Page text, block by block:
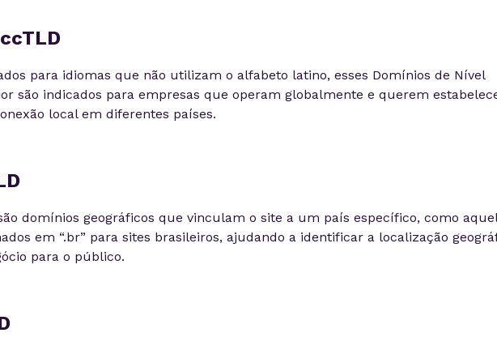
para idiomas que não utilizam o alfabeto latino, esses Domínios de Nível
são indicados para empresas que operam globalmente e querem
local em diferentes países.
domínios geográficos que vinculam o site a um país específico, como
em “.br” para sites brasileiros, ajudando a identificar a localização
para o público.